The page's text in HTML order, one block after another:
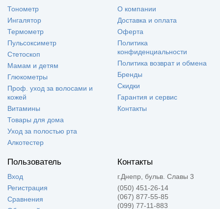
Тонометр
Ингалятор
Термометр
Пульсоксиметр
Стетоскоп
Мамам и детям
Глюкометры
Проф. уход за волосами и
кожей
Витамины
Товары для дома
Уход за полостью рта
Алкотестер
О компании
Доставка и оплата
Оферта
Политика
конфиденциальности
Политика возврат и обмена
Бренды
Скидки
Гарантия и сервис
Контакты
Пользователь
Вход
Регистрация
Сравнения
Контакты
г.Днепр, бульв. Славы 3
(050) 451-26-14
(067) 877-55-85
(099) 77-11-883